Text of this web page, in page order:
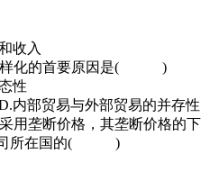
收入
多样化的首要原因是( )
性
内部贸易与外部贸易的并存性
用垄断价格，其垄断价格的下
公司所在国的( )